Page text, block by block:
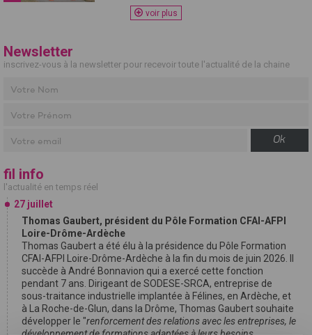
voir plus
Newsletter
inscrivez-vous à la newsletter pour recevoir toute l'actualité de la chaine
Ok
fil info
l'actualité en temps réel
27 juillet
Thomas Gaubert, président du Pôle Formation CFAI-AFPI
Loire-Drôme-Ardèche
Thomas Gaubert a été élu à la présidence du Pôle Formation
CFAI-AFPI Loire-Drôme-Ardèche à la fin du mois de juin 2026. Il
succède à André Bonnavion qui a exercé cette fonction
pendant 7 ans. Dirigeant de SODESE-SRCA, entreprise de
sous-traitance industrielle implantée à Félines, en Ardèche, et
à La Roche-de-Glun, dans la Drôme, Thomas Gaubert souhaite
développer le "renforcement des relations avec les entreprises, le